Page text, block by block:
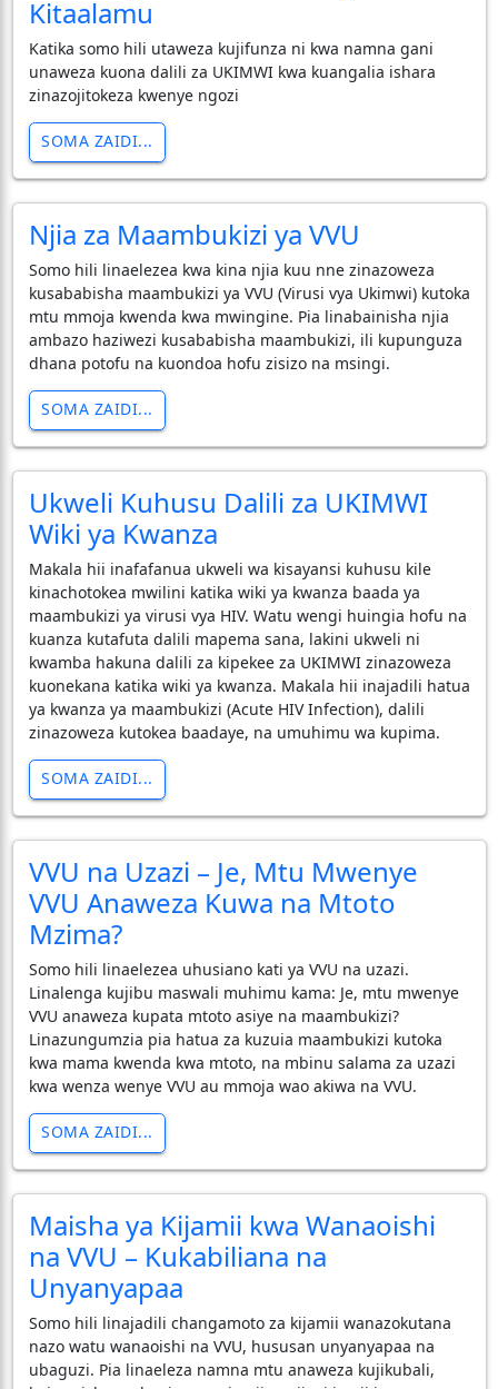
Kitaalamu
Katika somo hili utaweza kujifunza ni kwa namna gani
unaweza kuona dalili za UKIMWI kwa kuangalia ishara
zinazojitokeza kwenye ngozi
SOMA ZAIDI...
Njia za Maambukizi ya VVU
Somo hili linaelezea kwa kina njia kuu nne zinazoweza
kusababisha maambukizi ya VVU (Virusi vya Ukimwi) kutoka
mtu mmoja kwenda kwa mwingine. Pia linabainisha njia
ambazo haziwezi kusababisha maambukizi, ili kupunguza
dhana potofu na kuondoa hofu zisizo na msingi.
SOMA ZAIDI...
Ukweli Kuhusu Dalili za UKIMWI
Wiki ya Kwanza
​Makala hii inafafanua ukweli wa kisayansi kuhusu kile
kinachotokea mwilini katika wiki ya kwanza baada ya
maambukizi ya virusi vya HIV. Watu wengi huingia hofu na
kuanza kutafuta dalili mapema sana, lakini ukweli ni
kwamba hakuna dalili za kipekee za UKIMWI zinazoweza
kuonekana katika wiki ya kwanza. Makala hii inajadili hatua
ya kwanza ya maambukizi (Acute HIV Infection), dalili
zinazoweza kutokea baadaye, na umuhimu wa kupima.
SOMA ZAIDI...
VVU na Uzazi – Je, Mtu Mwenye
VVU Anaweza Kuwa na Mtoto
Mzima?
Somo hili linaelezea uhusiano kati ya VVU na uzazi.
Linalenga kujibu maswali muhimu kama: Je, mtu mwenye
VVU anaweza kupata mtoto asiye na maambukizi?
Linazungumzia pia hatua za kuzuia maambukizi kutoka
kwa mama kwenda kwa mtoto, na mbinu salama za uzazi
kwa wenza wenye VVU au mmoja wao akiwa na VVU.
SOMA ZAIDI...
Maisha ya Kijamii kwa Wanaoishi
na VVU – Kukabiliana na
Unyanyapaa
Somo hili linajadili changamoto za kijamii wanazokutana
nazo watu wanaoishi na VVU, hususan unyanyapaa na
ubaguzi. Pia linaeleza namna mtu anaweza kujikubali,